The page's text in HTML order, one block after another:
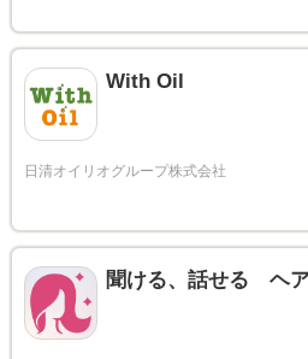
With Oil
聞ける、話せる ヘ